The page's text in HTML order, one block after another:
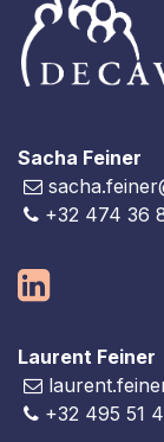
Sacha Feiner
+32 474 36
Laurent Feiner
+32 495 51